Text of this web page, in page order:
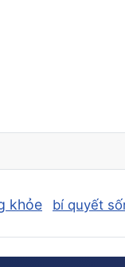
khỏe bí quyết